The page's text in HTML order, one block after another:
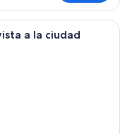
con cabecera, dos
a la ciudad